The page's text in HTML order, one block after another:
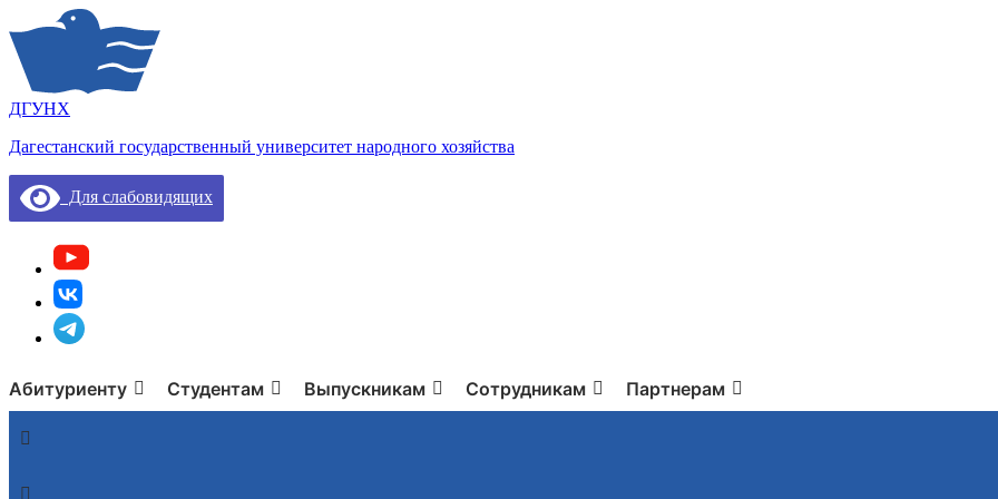
ДГУНХ
Дагестанский государственный университет народного хозяйства
Для слабовидящих
Абитуриенту Студентам Выпускникам Сотрудникам Партнерам